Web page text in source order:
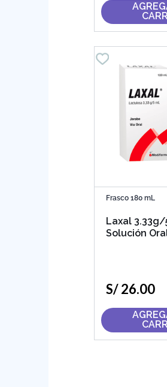
Frasco 180 mL
Laxal 3.33g/
Solución
S/26.00